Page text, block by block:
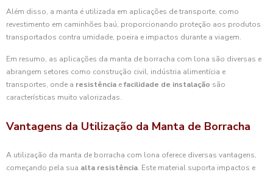
Além disso, a manta é utilizada em aplicações de transporte, como
revestimento em caminhões baú, proporcionando proteção aos produtos
transportados contra umidade, poeira e impactos durante a viagem.
Em resumo, as aplicações da manta de borracha com lona são diversas e
abrangem setores como construção civil, indústria alimentícia e
transportes, onde a resistência efacilidade de instalação são
características muito valorizadas.
Vantagens da Utilização da Manta de Borracha
A utilização da manta de borracha com lona oferece diversas vantagens,
começando pela sua alta resistência. Este material suporta impactos e